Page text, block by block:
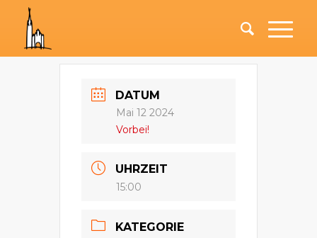
DATUM
Mai 12 2024
Vorbei!
UHRZEIT
15:00
KATEGORIE